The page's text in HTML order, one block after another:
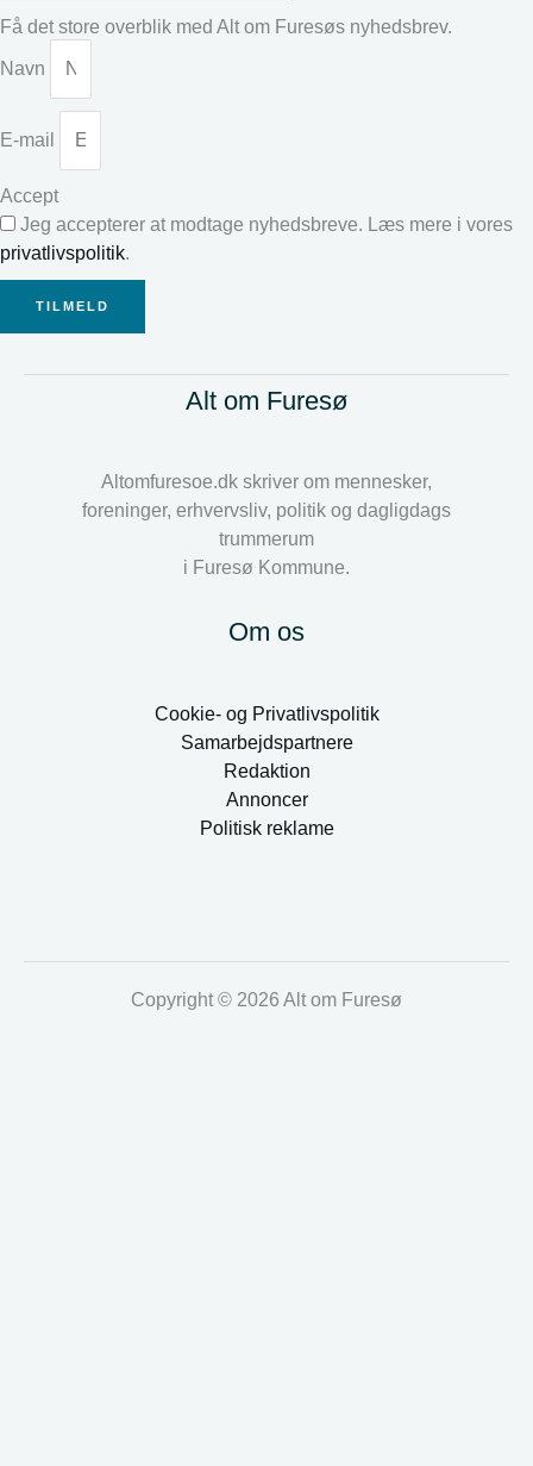
Få det store overblik med Alt om Furesøs nyhedsbrev.
Navn
E-mail
Accept
Jeg accepterer at modtage nyhedsbreve. Læs mere i vores
privatlivspolitik.
TILMELD
Alt om Furesø
Altomfuresoe.dk skriver om mennesker,
foreninger, erhvervsliv, politik og dagligdags
trummerum
i Furesø Kommune.
Om os
Cookie- og Privatlivspolitik
Samarbejdspartnere
Redaktion
Annoncer
Politisk reklame
Copyright © 2026 Alt om Furesø